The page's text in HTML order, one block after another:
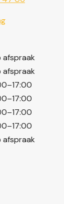
afspraak
afspraak
afspraak